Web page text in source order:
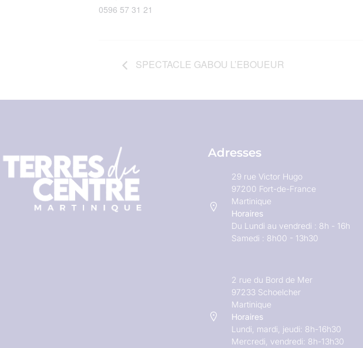
0596 57 31 21
SPECTACLE GABOU L’EBOUEUR
Adresses
29 rue Victor Hugo
97200 Fort-de-France
Martinique
Horaires
Du Lundi au vendredi : 8h - 16h
Samedi : 8h00 - 13h30
2 rue du Bord de Mer
97233 Schoelcher
Martinique
Horaires
Lundi, mardi, jeudi: 8h-16h30
Mercredi, vendredi: 8h-13h30